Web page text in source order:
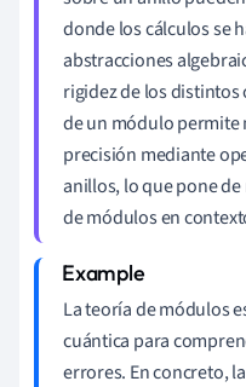
donde los cálculos se
abstracciones
rigidez de los
de un módulo permite
precisión mediante
anillos, lo que pone
de módulos en
La teoría de módulos
cuántica para
errores. En concreto,